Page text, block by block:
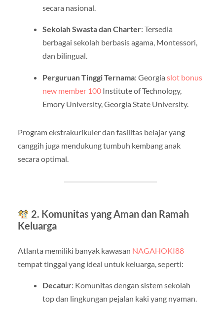
secara nasional.
Sekolah Swasta dan Charter: Tersedia
berbagai sekolah berbasis agama, Montessori,
dan bilingual.
Perguruan Tinggi Ternama: Georgia slot bonus
new member 100Institute of Technology,
Emory University, Georgia State University.
Program ekstrakurikuler dan fasilitas belajar yang
canggih juga mendukung tumbuh kembang anak
secara optimal.
2. Komunitas yang Aman dan Ramah
Keluarga
Atlanta memiliki banyak kawasan NAGAHOKI88
tempat tinggal yang ideal untuk keluarga, seperti:
Decatur: Komunitas dengan sistem sekolah
top dan lingkungan pejalan kaki yang nyaman.